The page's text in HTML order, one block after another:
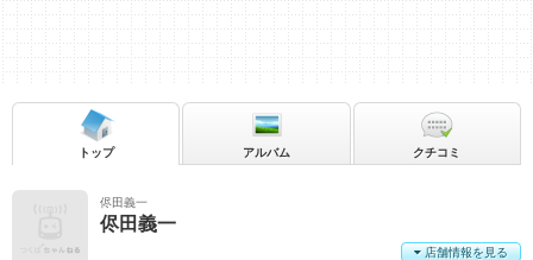
侭田義一
侭田義一
店舗情報を見る
トップ アルバム クチコミ